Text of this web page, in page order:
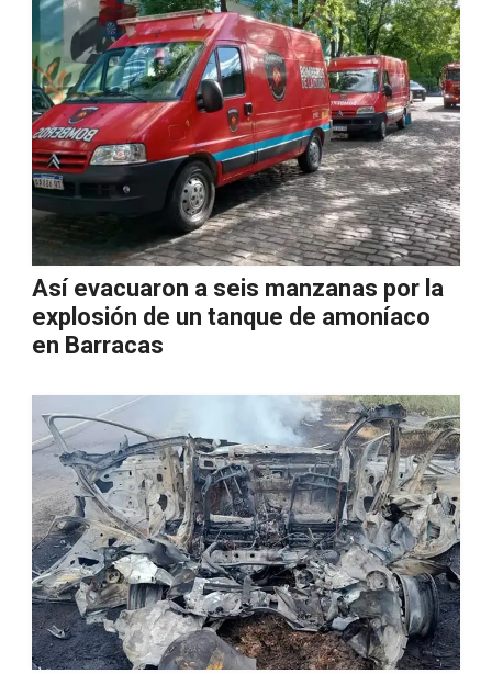
Así evacuaron a seis manzanas por la
explosión de un tanque de amoníaco
en Barracas